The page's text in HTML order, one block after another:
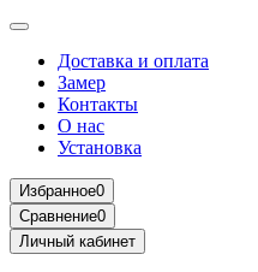
Доставка и оплата
Замер
Контакты
О нас
Установка
Избранное0
Сравнение0
Личный кабинет